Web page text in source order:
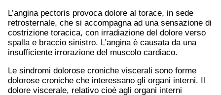
L’angina pectoris provoca dolore al torace, in sede
retrosternale, che si accompagna ad una sensazione di
costrizione toracica, con irradiazione del dolore verso
spalla e braccio sinistro. L’angina è causata da una
insufficiente irrorazione del muscolo cardiaco.
Le sindromi dolorose croniche viscerali sono forme
dolorose croniche che interessano gli organi interni. Il
dolore viscerale, relativo cioè agli organi interni